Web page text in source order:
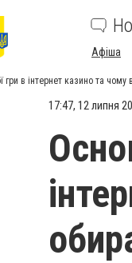
Афіша
в інтернет казино та чому
17:47, 12 липня